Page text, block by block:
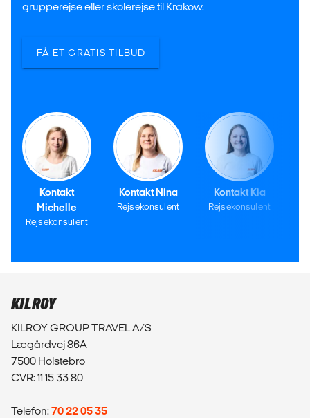
grupperejse eller skolerejse til Krakow.
FÅ ET GRATIS TILBUD
Kontakt
Michelle
Rejsekonsulent
Kontakt Nina
Rejsekonsulent
Kontakt Kia
Rejsekonsulent
KILROY
KILROY GROUP TRAVEL A/S
Lægårdvej 86A
7500 Holstebro
CVR: 11 15 33 80
Telefon:70 22 05 35